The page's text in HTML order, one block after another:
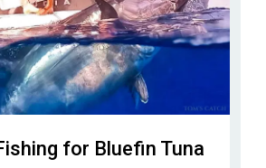
for Bluefin Tuna